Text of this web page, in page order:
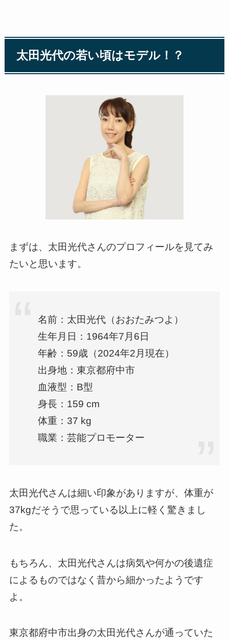
太田光代の若い頃はモデル！？
まずは、太田光代さんのプロフィールを見てみ
たいと思います。
名前：太田光代（おおたみつよ）
生年月日：1964年7月6日
年齢：59歳（2024年2月現在）
出身地：東京都府中市
血液型：B型
身長：159 cm
体重：37 kg
職業：芸能プロモーター
太田光代さんは細い印象がありますが、体重が
37kgだそうで思っている以上に軽く驚きまし
た。
もちろん、太田光代さんは病気や何かの後遺症
によるものではなく昔から細かったようです
よ。
東京都府中市出身の太田光代さんが通っていた